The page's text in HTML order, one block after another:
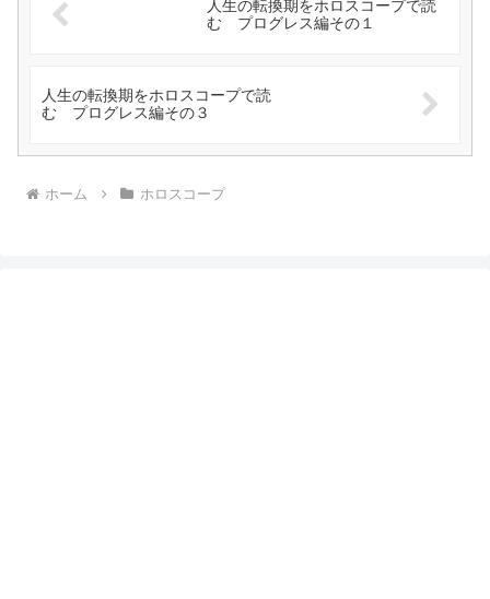
人生の転換期をホロスコープで読
む プログレス編その１
人生の転換期をホロスコープで読
む プログレス編その３
ホーム ホロスコープ